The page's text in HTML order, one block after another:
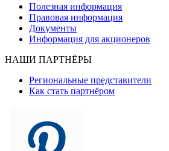
Полезная информация
Правовая информация
Документы
Информация для акционеров
НАШИ ПАРТНЁРЫ
Региональные представители
Как стать партнёром